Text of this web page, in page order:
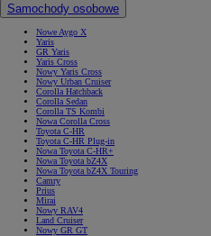
Samochody osobowe
Nowe Aygo X
Yaris
GR Yaris
Yaris Cross
Nowy Yaris Cross
Nowy Urban Cruiser
Corolla Hatchback
Corolla Sedan
Corolla TS Kombi
Nowa Corolla Cross
Toyota C-HR
Toyota C-HR Plug-in
Nowa Toyota C-HR+
Nowa Toyota bZ4X
Nowa Toyota bZ4X Touring
Camry
Prius
Mirai
Nowy RAV4
Land Cruiser
Nowy GR GT